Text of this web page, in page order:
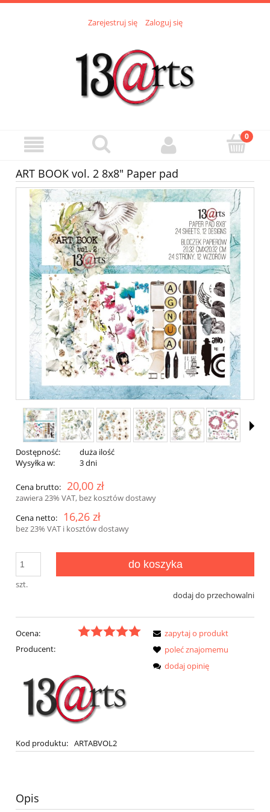
Zarejestruj się Zaloguj się
ART BOOK vol. 2 8x8" Paper pad
Dostępność:
duża ilość
Wysyłka w:
3 dni
Cena brutto: 20,00 zł
zawiera 23% VAT, bez kosztów dostawy
Cena netto:
16,26 zł
bez 23% VAT i kosztów dostawy
szt.
do koszyka
dodaj do przechowalni
Ocena:
Producent:
Kod produktu: ARTABVOL2
zapytaj o produkt
poleć znajomemu
dodaj opinię
Opis